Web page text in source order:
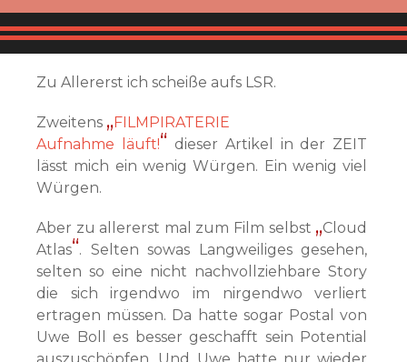
Zu Allererst ich scheiße aufs LSR.
Zweitens
FILMPIRATERIE
Aufnahme läuft!
dieser Artikel in der ZEIT
lässt mich ein wenig Würgen. Ein wenig viel
Würgen.
Aber zu allererst mal zum Film selbst
Cloud
Atlas . Selten sowas Langweiliges gesehen,
selten so eine nicht nachvollziehbare Story
die sich irgendwo im nirgendwo verliert
ertragen müssen. Da hatte sogar Postal von
Uwe Boll es besser geschafft sein Potential